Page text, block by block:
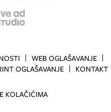
WEB OGLAŠAVANJE
OGLAŠAVANJE KONTAKT
KOLAČIĆIMA